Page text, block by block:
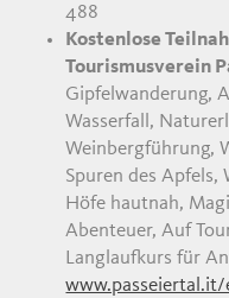
488
Kostenlose
Tourismusverein
Gipfelwanderung,
Wasserfall,
Weinbergführung,
Spuren des Apfels,
Höfe hautnah,
Abenteuer, Auf
Langlaufkurs für
www.passeiertal.it/